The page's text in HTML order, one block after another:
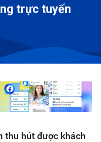
trực tuyến
thu hút được khách